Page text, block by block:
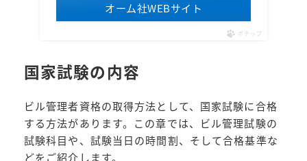
オーム社WEBサイト
ポチップ
国家試験の内容
ビル管理者資格の取得方法として、国家試験に合格
する方法があります。この章では、ビル管理試験の
試験科目や、試験当日の時間割、そして合格基準な
どをご紹介します。